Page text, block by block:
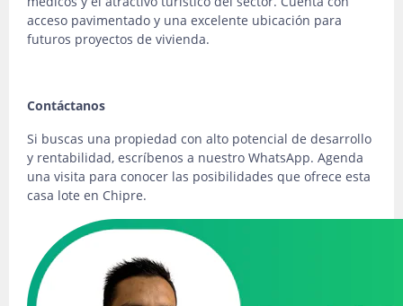
acceso pavimentado y una excelente ubicación para
futuros proyectos de vivienda.
Contáctanos
Si buscas una propiedad con alto potencial de desarrollo
y rentabilidad, escríbenos a nuestro WhatsApp. Agenda
una visita para conocer las posibilidades que ofrece esta
casa lote en Chipre.